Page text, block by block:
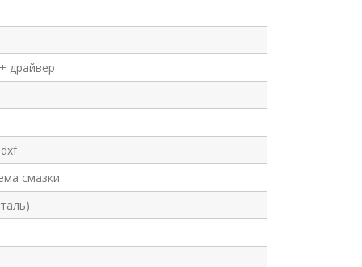
драйвер
смазки